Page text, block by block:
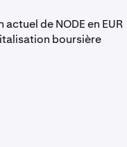
de NODE en EUR
boursière